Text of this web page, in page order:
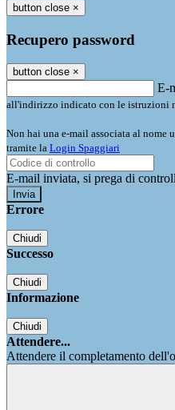
button close ×
Recupero password
button close ×
E-
all'indirizzo indicato con le istruzioni
Non hai una e-mail associata al nome
tramite la Login Spaggiari
E-mail inviata, si prega di
Errore
Chiudi
Successo
Chiudi
Informazione
Chiudi
Attendere...
Attendere il completamento